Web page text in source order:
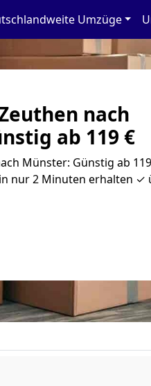
Umzüge
nach
ab 119 €
Münster: Günstig ab
nur 2 Minuten erhalten ✓